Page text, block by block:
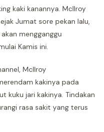
kaki kanannya. McIlroy
Jumat sore pekan lalu,
mengganggu
Kamis ini.
McIlroy
kakinya pada
kuku jari kakinya. Tindakan
rasa sakit yang terus